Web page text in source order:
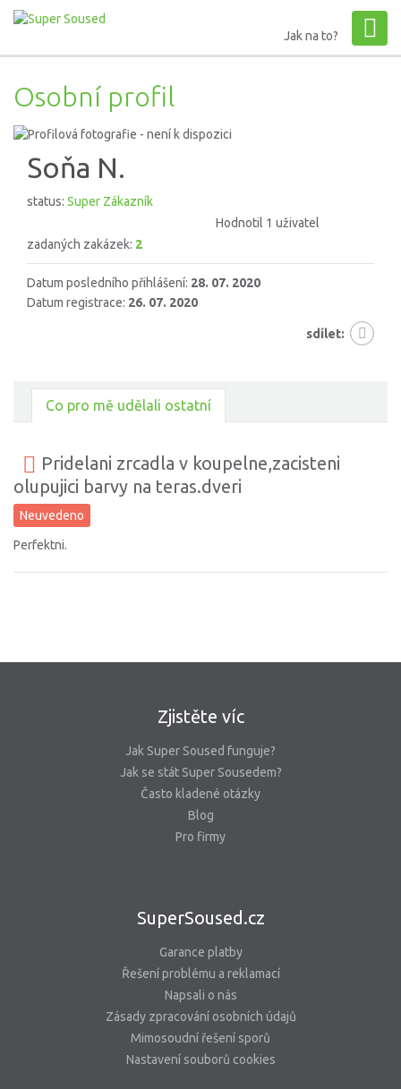
Jak na to?
Osobní profil
Soňa N.
status: Super Zákazník
Hodnotil 1 uživatel
zadaných zakázek: 2
Datum posledního přihlášení: 28. 07. 2020
Datum registrace: 26. 07. 2020
sdílet:
Co pro mě udělali ostatní
Pridelani zrcadla v koupelne,zacisteni
olupujici barvy na teras.dveri
Neuvedeno
Perfektni.
Zjistěte víc
Jak Super Soused funguje?
Jak se stát Super Sousedem?
Často kladené otázky
Blog
Pro firmy
SuperSoused.cz
Garance platby
Řešení problému a reklamací
Napsali o nás
Zásady zpracování osobních údajů
Mimosoudní řešení sporů
Nastavení souborů cookies